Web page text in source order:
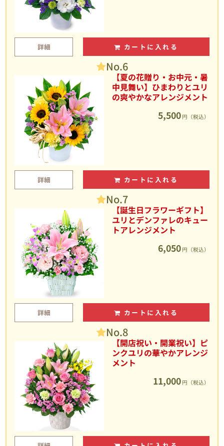
詳細 カートに入れる
No.6
【夏の花贈り・お中元・暑
中見舞い】ひまわりとユリ
の爽やかなアレンジメント
5,500 円（税込）
詳細 カートに入れる
No.7
【誕生日フラワーギフト】
ユリとデンファレのキュー
トアレンジメント
6,050 円（税込）
詳細 カートに入れる
No.8
【開店祝い・開業祝い】ピ
ンクユリの華やかアレンジ
メント
11,000 円（税込）